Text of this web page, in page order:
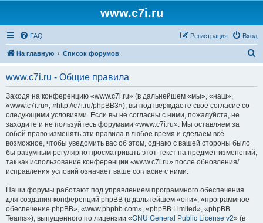
www.c7i.ru
FAQ Вход
Регистрация
На главную Список форумов
www.c7i.ru - Общие правила
Заходя на конференцию «www.c7i.ru» (в дальнейшем «мы», «наш»,
«www.c7i.ru», «http://c7i.ru/phpBB3»), вы подтверждаете своё согласие со
следующими условиями. Если вы не согласны с ними, пожалуйста, не
заходите и не пользуйтесь форумами «www.c7i.ru». Мы оставляем за
собой право изменять эти правила в любое время и сделаем всё
возможное, чтобы уведомить вас об этом, однако с вашей стороны было
бы разумным регулярно просматривать этот текст на предмет изменений,
так как использование конференции «www.c7i.ru» после обновления/
исправления условий означает ваше согласие с ними.
Наши форумы работают под управлением программного обеспечения
для создания конференций phpBB (в дальнейшем «они», «программное
обеспечение phpBB», «www.phpbb.com», «phpBB Limited», «phpBB
Teams»), выпущенного по лицензии «GNU General Public License v2» (в